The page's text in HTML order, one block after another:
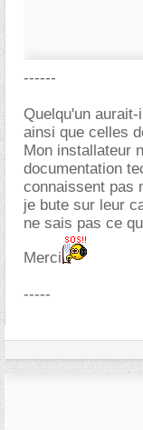
------
Quelqu'un
ainsi que celles
Mon installateur
documentation
connaissent pas
je bute sur leur
ne sais pas ce
Merci
-----